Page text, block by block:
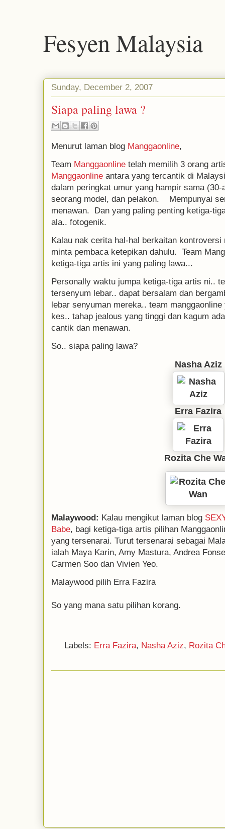
Fesyen Malaysia
Sunday, December 2, 2007
Siapa paling lawa ?
Menurut laman blog Manggaonline,
Team Manggaonline telah memilih 3 orang
Manggaonline antara yang tercantik di
dalam peringkat umur yang hampir sama
seorang model, dan pelakon. Mempunyai
menawan. Dan yang paling penting ketiga-
ala.. fotogenik.
Kalau nak cerita hal-hal berkaitan kontroversi
minta pembaca ketepikan dahulu. Team
ketiga-tiga artis ini yang paling lawa...
Personally waktu jumpa ketiga-tiga artis ni..
tersenyum lebar.. dapat bersalam dan
lebar senyuman mereka.. team
kes.. tahap jealous yang tinggi dan kagum
cantik dan menawan.
So.. siapa paling lawa?
Nasha Aziz
Erra Fazira
Rozita Che
Malaywood: Kalau mengikut laman blog
Babe, bagi ketiga-tiga artis pilihan
yang tersenarai. Turut tersenarai sebagai
ialah Maya Karin, Amy Mastura, Andrea
Carmen Soo dan Vivien Yeo.
Malaywood pilih Erra Fazira
So yang mana satu pilihan korang.
Labels: Erra Fazira, Nasha Aziz, Rozita